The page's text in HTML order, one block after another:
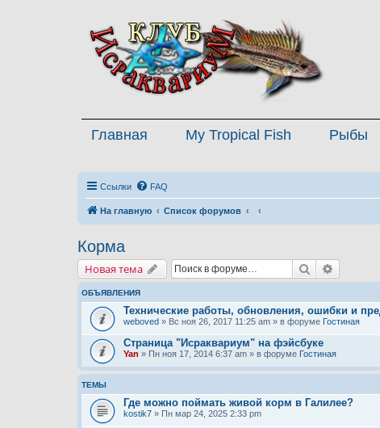
Главная My Tropical Fish Рыбы
Ссылки FAQ
На главную Список форумов
Корма
Новая тема Поиск
ОБЪЯВЛЕНИЯ
Технические работы, обновления, ошибки и
weboved » Вс ноя 26, 2017 11:25 am » в форуме Гостиная
Страница "Исраквариум" на фэйсбуке
Yan » Пн ноя 17, 2014 6:37 am » в форуме Гостиная
ТЕМЫ
Где можно поймать живой корм в Галилее?
kostik7 » Пн мар 24, 2025 2:33 pm